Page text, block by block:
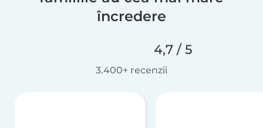
încredere
4,7 / 5
3.400+ recenzii